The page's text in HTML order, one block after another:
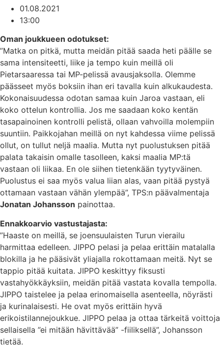
01.08.2021
13:00
Oman joukkueen odotukset:
”Matka on pitkä, mutta meidän pitää saada heti päälle se
sama intensiteetti, liike ja tempo kuin meillä oli
Pietarsaaressa tai MP-pelissä avausjaksolla. Olemme
päässeet myös boksiin ihan eri tavalla kuin alkukaudesta.
Kokonaisuudessa odotan samaa kuin Jaroa vastaan, eli
koko ottelun kontrollia. Jos me saadaan koko kentän
tasapainoinen kontrolli pelistä, ollaan vahvoilla molempiin
suuntiin. Paikkojahan meillä on nyt kahdessa viime pelissä
ollut, on tullut neljä maalia. Mutta nyt puolustuksen pitää
palata takaisin omalle tasolleen, kaksi maalia MP:tä
vastaan oli liikaa. En ole siihen tietenkään tyytyväinen.
Puolustus ei saa myös valua liian alas, vaan pitää pystyä
ottamaan vastaan vähän ylempää”, TPS:n päävalmentaja
Jonatan Johansson painottaa.
Ennakkoarvio vastustajasta:
”Haaste on meillä, se joensuulaisten Turun vierailu
harmittaa edelleen. JIPPO pelasi ja pelaa erittäin matalalla
blokilla ja he pääsivät yliajalla rokottamaan meitä. Nyt se
tappio pitää kuitata. JIPPO keskittyy fiksusti
vastahyökkäyksiin, meidän pitää vastata kovalla tempolla.
JIPPO taistelee ja pelaa erinomaisella asenteella, nöyrästi
ja kurinalaisesti. He ovat myös erittäin hyvä
erikoistilannejoukkue. JIPPO pelaa ja ottaa tärkeitä voittoja
sellaisella ”ei mitään hävittävää” -fiiliksellä”, Johansson
tietää.